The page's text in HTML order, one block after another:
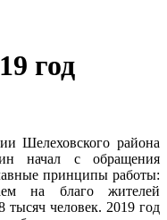
год
Шелеховского района
начал с обращения
принципы работы:
на благо жителей
человек. 2019 год